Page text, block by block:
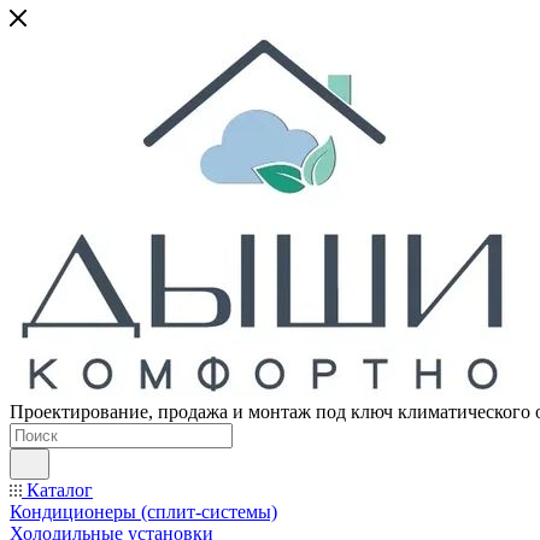
Проектирование, продажа и монтаж под ключ климатического
Каталог
Кондиционеры (сплит-системы)
Холодильные установки